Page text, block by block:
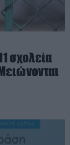
σχολεία